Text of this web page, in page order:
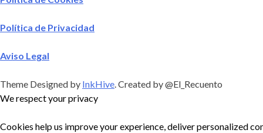
Política de Privacidad
Aviso Legal
Theme Designed by InkHive.Created by @El_Recuento
We respect your privacy
Cookies help us improve your experience, deliver personalized